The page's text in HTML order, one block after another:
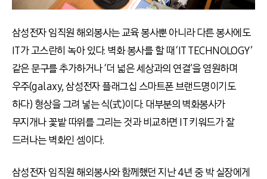
삼성전자 임직원 해외봉사는 교육 봉사뿐 아니라 다른 봉사에도
IT가 고스란히 녹아 있다. 벽화 봉사를 할 때 ‘IT TECHNOLOGY’
같은 문구를 추가하거나 ‘더 넓은 세상과의 연결’을 염원하며
우주(galaxy, 삼성전자 플래그십 스마트폰 브랜드명이기도
하다) 형상을 그려 넣는 식(式)이다. 대부분의 벽화봉사가
무지개나 꽃밭 따위를 그리는 것과 비교하면 IT 키워드가 잘
드러나는 벽화인 셈이다.
삼성전자 임직원 해외봉사와 함께했던 지난 4년 중 박 실장에게